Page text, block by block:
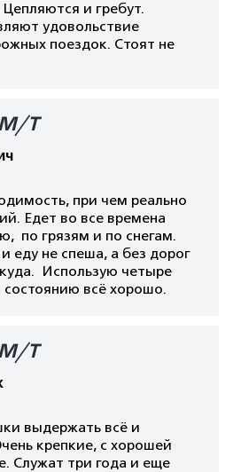
и гребут.
удовольствие
поездок. Стоят не
T
при чем реально
Едет во все времена
по грязям и по снегам.
еду не спеша, а без дорог
Использую четыре
состоянию всё хорошо.
T
выдержать всё и
крепкие, с хорошей
Служат три года и еще